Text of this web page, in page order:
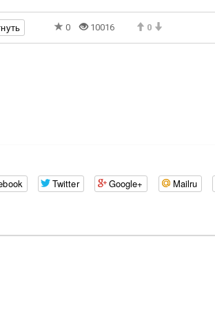
0 10016 0
Twitter Google+ Mailru